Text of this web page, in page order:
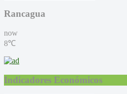
Rancagua
now
8℃
Indicadores Económicos